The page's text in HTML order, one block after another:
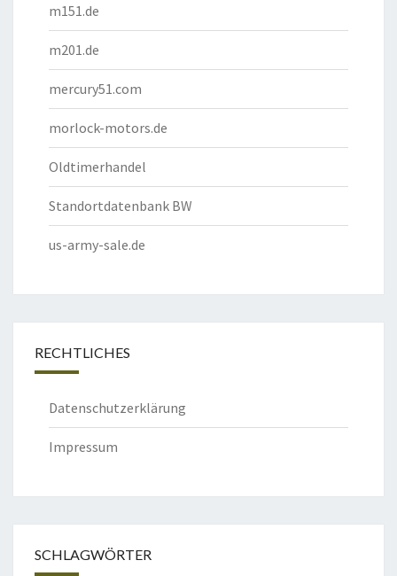
m151.de
m201.de
mercury51.com
morlock-motors.de
Oldtimerhandel
Standortdatenbank BW
us-army-sale.de
RECHTLICHES
Datenschutzerklärung
Impressum
SCHLAGWÖRTER